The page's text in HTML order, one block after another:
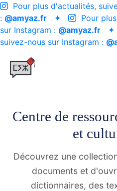
Pour plus d'actualités,
: @amyaz.fr ✦
Pour
sur Instagram : @amyaz.fr ✦
suivez-nous sur Instagram :
Centre de
et
Découvrez une
documents et
dictionnaires, des